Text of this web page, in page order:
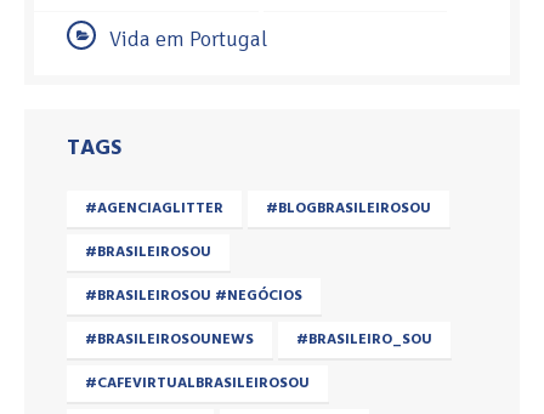
Vida em Portugal
TAGS
#AGENCIAGLITTER
#BLOGBRASILEIROSOU
#BRASILEIROSOU
#BRASILEIROSOU #NEGÓCIOS
#BRASILEIROSOUNEWS
#BRASILEIRO_SOU
#CAFEVIRTUALBRASILEIROSOU